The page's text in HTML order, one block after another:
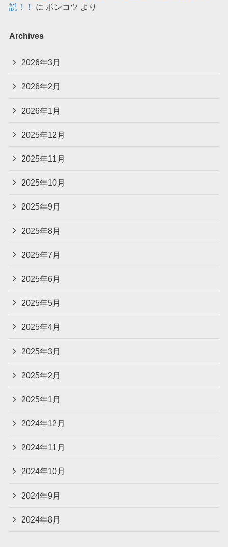
説！！
に ポンコツ より
Archives
2026年3月
2026年2月
2026年1月
2025年12月
2025年11月
2025年10月
2025年9月
2025年8月
2025年7月
2025年6月
2025年5月
2025年4月
2025年3月
2025年2月
2025年1月
2024年12月
2024年11月
2024年10月
2024年9月
2024年8月